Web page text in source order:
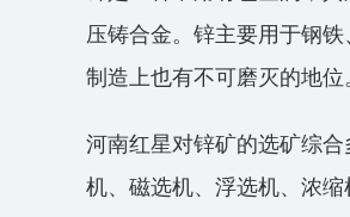
压铸合金。锌主要用于钢
制造上也有不可磨灭的地位
河南红星对锌矿的选矿综
机、磁选机、浮选机、浓